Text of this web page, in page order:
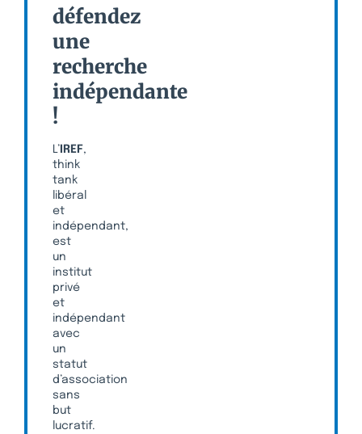
défendez
une
recherche
indépendante
!
L’ IREF,
think
tank
libéral
et
indépendant,
est
un
institut
privé
et
indépendant
avec
un
statut
d’association
sans
but
lucratif.